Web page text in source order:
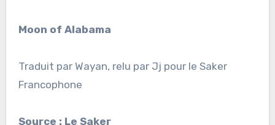
Moon of Alabama
Traduit par Wayan, relu par Jj pour le Saker
Francophone
Source : Le Saker